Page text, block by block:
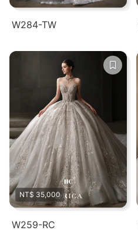
W284-TW
NT$ 35,000
W259-RC